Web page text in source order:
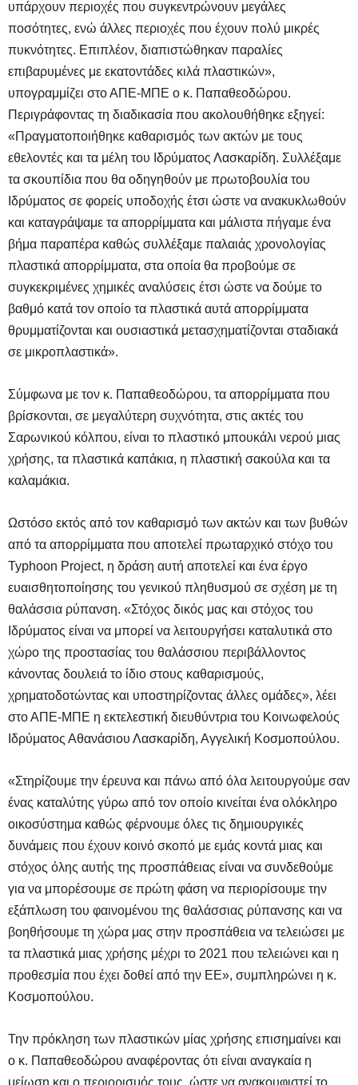
υπάρχουν περιοχές που συγκεντρώνουν μεγάλες
ποσότητες, ενώ άλλες περιοχές που έχουν πολύ μικρές
πυκνότητες. Επιπλέον, διαπιστώθηκαν παραλίες
επιβαρυμένες με εκατοντάδες κιλά πλαστικών»,
υπογραμμίζει στο ΑΠΕ-ΜΠΕ ο κ. Παπαθεοδώρου.
Περιγράφοντας τη διαδικασία που ακολουθήθηκε εξηγεί:
«Πραγματοποιήθηκε καθαρισμός των ακτών με τους
εθελοντές και τα μέλη του Ιδρύματος Λασκαρίδη. Συλλέξαμε
τα σκουπίδια που θα οδηγηθούν με πρωτοβουλία του
Ιδρύματος σε φορείς υποδοχής έτσι ώστε να ανακυκλωθούν
και καταγράψαμε τα απορρίμματα και μάλιστα πήγαμε ένα
βήμα παραπέρα καθώς συλλέξαμε παλαιάς χρονολογίας
πλαστικά απορρίμματα, στα οποία θα προβούμε σε
συγκεκριμένες χημικές αναλύσεις έτσι ώστε να δούμε το
βαθμό κατά τον οποίο τα πλαστικά αυτά απορρίμματα
θρυμματίζονται και ουσιαστικά μετασχηματίζονται σταδιακά
σε μικροπλαστικά».
Σύμφωνα με τον κ. Παπαθεοδώρου, τα απορρίμματα που
βρίσκονται, σε μεγαλύτερη συχνότητα, στις ακτές του
Σαρωνικού κόλπου, είναι το πλαστικό μπουκάλι νερού μιας
χρήσης, τα πλαστικά καπάκια, η πλαστική σακούλα και τα
καλαμάκια.
Ωστόσο εκτός από τον καθαρισμό των ακτών και των βυθών
από τα απορρίμματα που αποτελεί πρωταρχικό στόχο του
Typhoon Project, η δράση αυτή αποτελεί και ένα έργο
ευαισθητοποίησης του γενικού πληθυσμού σε σχέση με τη
θαλάσσια ρύπανση. «Στόχος δικός μας και στόχος του
Ιδρύματος είναι να μπορεί να λειτουργήσει καταλυτικά στο
χώρο της προστασίας του θαλάσσιου περιβάλλοντος
κάνοντας δουλειά το ίδιο στους καθαρισμούς,
χρηματοδοτώντας και υποστηρίζοντας άλλες ομάδες», λέει
στο ΑΠΕ-ΜΠΕ η εκτελεστική διευθύντρια του Κοινωφελούς
Ιδρύματος Αθανάσιου Λασκαρίδη, Αγγελική Κοσμοπούλου.
«Στηρίζουμε την έρευνα και πάνω από όλα λειτουργούμε σαν
ένας καταλύτης γύρω από τον οποίο κινείται ένα ολόκληρο
οικοσύστημα καθώς φέρνουμε όλες τις δημιουργικές
δυνάμεις που έχουν κοινό σκοπό με εμάς κοντά μιας και
στόχος όλης αυτής της προσπάθειας είναι να συνδεθούμε
για να μπορέσουμε σε πρώτη φάση να περιορίσουμε την
εξάπλωση του φαινομένου της θαλάσσιας ρύπανσης και να
βοηθήσουμε τη χώρα μας στην προσπάθεια να τελειώσει με
τα πλαστικά μιας χρήσης μέχρι το 2021 που τελειώνει και η
προθεσμία που έχει δοθεί από την ΕΕ», συμπληρώνει η κ.
Κοσμοπούλου.
Την πρόκληση των πλαστικών μίας χρήσης επισημαίνει και
ο κ. Παπαθεοδώρου αναφέροντας ότι είναι αναγκαία η
μείωση και ο περιορισμός τους, ώστε να ανακουφιστεί το